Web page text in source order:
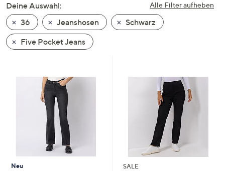
oben
und
nach
unten
rechts,
Alle Filter aufheben
Deine Auswahl:
36
Jeanshosen
Schwarz
Five Pocket Jeans
Neu
SALE